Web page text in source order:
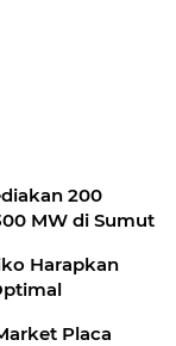
200
MW di Sumut
Harapkan
Placa